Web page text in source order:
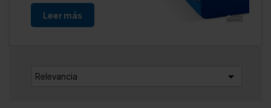
Leer más
Relevancia 